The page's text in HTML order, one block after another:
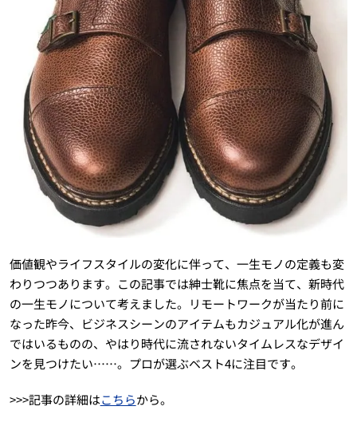
価値観やライフスタイルの変化に伴って、一生モノの定義も変
わりつつあります。この記事では紳士靴に焦点を当て、新時代
の一生モノについて考えました。リモートワークが当たり前に
なった昨今、ビジネスシーンのアイテムもカジュアル化が進ん
ではいるものの、やはり時代に流されないタイムレスなデザイ
ンを見つけたい……。プロが選ぶベスト4に注目です。
>>>記事の詳細はこちらから。